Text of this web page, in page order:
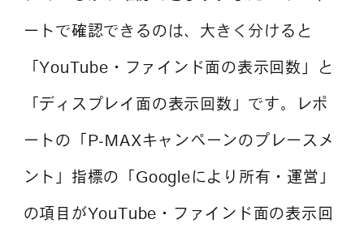
ートで確認できるのは、大きく分けると
「YouTube・ファインド面の表示回数」と
「ディスプレイ面の表示回数」です。レポ
ートの「P-MAXキャンペーンのプレースメ
ント」指標の「Googleにより所有・運営」
の項目がYouTube・ファインド面の表示回